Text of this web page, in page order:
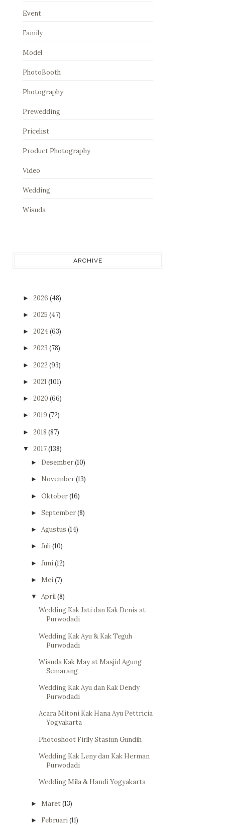
Event
Family
Model
PhotoBooth
Photography
Prewedding
Pricelist
Product Photography
Video
Wedding
Wisuda
ARCHIVE
► 2026 (48)
► 2025 (47)
► 2024(63)
► 2023 (78)
► 2022 (93)
► 2021 (101)
► 2020 (66)
► 2019 (72)
► 2018 (87)
▼ 2017(138)
► Desember(10)
► November(13)
► Oktober(16)
► September(8)
► Agustus (14)
► Juli(10)
► Juni(12)
► Mei(7)
▼ April(8)
Wedding Kak Jati dan Kak Denis at
Purwodadi
Wedding Kak Ayu & Kak Teguh
Purwodadi
Wisuda Kak May at Masjid Agung
Semarang
Wedding Kak Ayu dan Kak Dendy
Purwodadi
Acara Mitoni Kak Hana Ayu Pettricia
Yogyakarta
Photoshoot Firlly Stasiun Gundih
Wedding Kak Leny dan Kak Herman
Purwodadi
Wedding Mila & Handi Yogyakarta
► Maret(13)
► Februari(11)